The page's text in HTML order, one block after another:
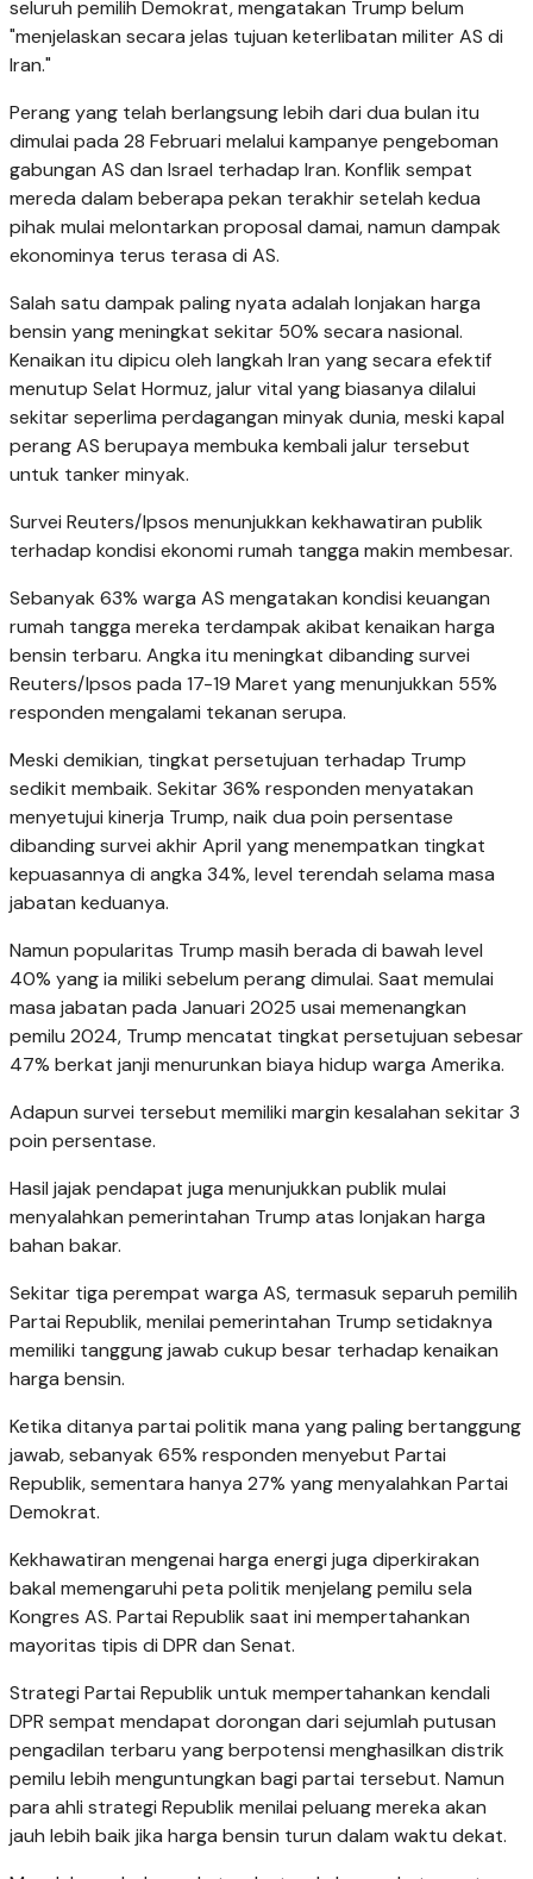
seluruh pemilih Demokrat, mengatakan Trump belum
"menjelaskan secara jelas tujuan keterlibatan militer AS di
Iran."
Perang yang telah berlangsung lebih dari dua bulan itu
dimulai pada 28 Februari melalui kampanye pengeboman
gabungan AS dan Israel terhadap Iran. Konflik sempat
mereda dalam beberapa pekan terakhir setelah kedua
pihak mulai melontarkan proposal damai, namun dampak
ekonominya terus terasa di AS.
Salah satu dampak paling nyata adalah lonjakan harga
bensin yang meningkat sekitar 50% secara nasional.
Kenaikan itu dipicu oleh langkah Iran yang secara efektif
menutup Selat Hormuz, jalur vital yang biasanya dilalui
sekitar seperlima perdagangan minyak dunia, meski kapal
perang AS berupaya membuka kembali jalur tersebut
untuk tanker minyak.
Survei Reuters/Ipsos menunjukkan kekhawatiran publik
terhadap kondisi ekonomi rumah tangga makin membesar.
Sebanyak 63% warga AS mengatakan kondisi keuangan
rumah tangga mereka terdampak akibat kenaikan harga
bensin terbaru. Angka itu meningkat dibanding survei
Reuters/Ipsos pada 17-19 Maret yang menunjukkan 55%
responden mengalami tekanan serupa.
Meski demikian, tingkat persetujuan terhadap Trump
sedikit membaik. Sekitar 36% responden menyatakan
menyetujui kinerja Trump, naik dua poin persentase
dibanding survei akhir April yang menempatkan tingkat
kepuasannya di angka 34%, level terendah selama masa
jabatan keduanya.
Namun popularitas Trump masih berada di bawah level
40% yang ia miliki sebelum perang dimulai. Saat memulai
masa jabatan pada Januari 2025 usai memenangkan
pemilu 2024, Trump mencatat tingkat persetujuan sebesar
47% berkat janji menurunkan biaya hidup warga Amerika.
Adapun survei tersebut memiliki margin kesalahan sekitar 3
poin persentase.
Hasil jajak pendapat juga menunjukkan publik mulai
menyalahkan pemerintahan Trump atas lonjakan harga
bahan bakar.
Sekitar tiga perempat warga AS, termasuk separuh pemilih
Partai Republik, menilai pemerintahan Trump setidaknya
memiliki tanggung jawab cukup besar terhadap kenaikan
harga bensin.
Ketika ditanya partai politik mana yang paling bertanggung
jawab, sebanyak 65% responden menyebut Partai
Republik, sementara hanya 27% yang menyalahkan Partai
Demokrat.
Kekhawatiran mengenai harga energi juga diperkirakan
bakal memengaruhi peta politik menjelang pemilu sela
Kongres AS. Partai Republik saat ini mempertahankan
mayoritas tipis di DPR dan Senat.
Strategi Partai Republik untuk mempertahankan kendali
DPR sempat mendapat dorongan dari sejumlah putusan
pengadilan terbaru yang berpotensi menghasilkan distrik
pemilu lebih menguntungkan bagi partai tersebut. Namun
para ahli strategi Republik menilai peluang mereka akan
jauh lebih baik jika harga bensin turun dalam waktu dekat.